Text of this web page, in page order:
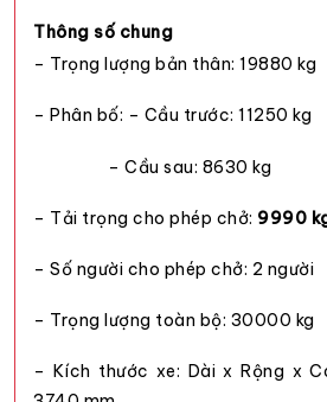
Thông số chung
– Trọng lượng bản thân: 19880 kg
– Phân bố: – Cầu trước: 11250 kg
– Cầu sau: 8630 kg
– Tải trọng cho phép chở: 9990
– Số người cho phép chở: 2 người
– Trọng lượng toàn bộ: 30000 kg
– Kích thước xe: Dài x Rộng x